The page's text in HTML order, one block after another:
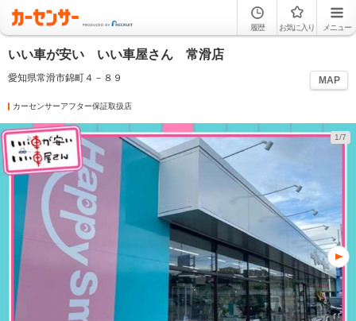
履歴 お気に入り メニュー
いい車が安い いい車屋さん 常滑店
愛知県常滑市錦町４－８９ MAP
カーセンサーアフター保証取扱店
1/7